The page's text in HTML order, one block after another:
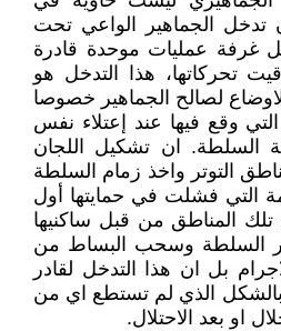
تدخل الجماهير الواعي تحت
غرفة عمليات موحدة قادرة
تحركاتها، هذا التدخل هو
لصالح الجماهير خصوصا
وقع فيها عند إعتلاء نفس
السلطة. ان تشكيل اللجان
التوتر واخذ زمام السلطة
التي فشلت في حمايتها أول
تلك المناطق من قبل ساكنيها
السلطة وسحب البساط من
بل ان هذا التدخل لقادر
بالشكل الذي لم تستطع اي من
او بعد الاحتلال.